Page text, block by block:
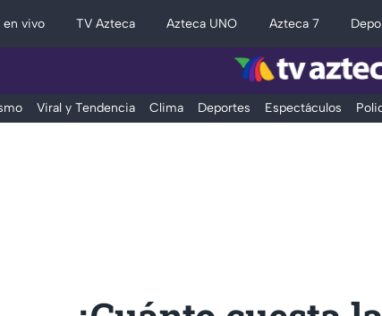
en vivo TV Azteca Azteca UNO Azteca 7
Viral y Tendencia Clima Deportes Espectáculos